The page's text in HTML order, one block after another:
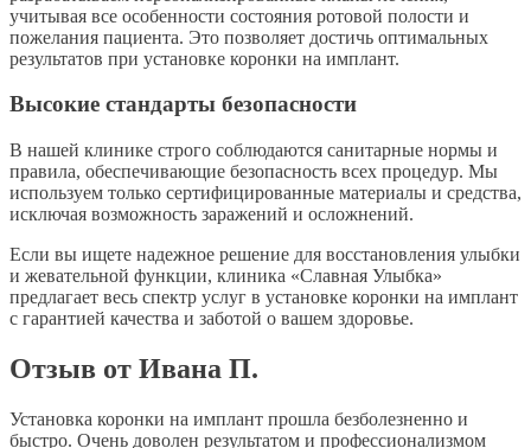
учитывая все особенности состояния ротовой полости и
пожелания пациента. Это позволяет достичь оптимальных
результатов при установке коронки на имплант.
Высокие стандарты безопасности
В нашей клинике строго соблюдаются санитарные нормы и
правила, обеспечивающие безопасность всех процедур. Мы
используем только сертифицированные материалы и средства,
исключая возможность заражений и осложнений.
Если вы ищете надежное решение для восстановления улыбки
и жевательной функции, клиника «Славная Улыбка»
предлагает весь спектр услуг в установке коронки на имплант
с гарантией качества и заботой о вашем здоровье.
Отзыв от Ивана П.
Установка коронки на имплант прошла безболезненно и
быстро. Очень доволен результатом и профессионализмом